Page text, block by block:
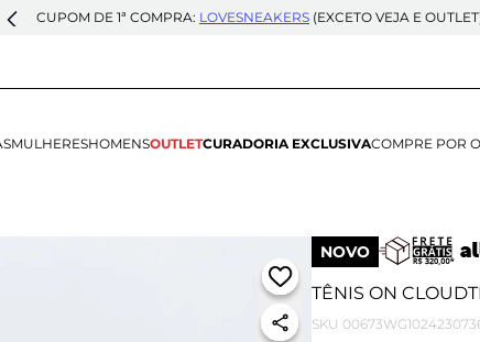
CUPOM DE 1ª COMPRA: LOVESNEAKERS (EXCETO VEJA E
MULHERESHOMENSOUTLETCURADORIA EXCLUSIVACOMPRE POR
NOVO
TÊNIS ON
SKU